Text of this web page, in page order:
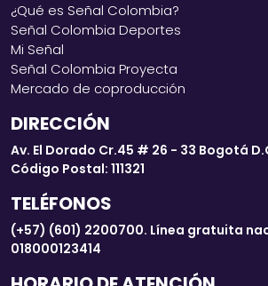
¿Qué es Señal Colombia?
Señal Colombia Deportes
Mi Señal
Señal Colombia Proyecta
Mercado de coproducción
DIRECCIÓN
Av. El Dorado Cr.45 # 26 - 33 Bogotá
Código Postal: 111321
TELÉFONOS
(+57) (601) 2200700. Línea gratuita
018000123414